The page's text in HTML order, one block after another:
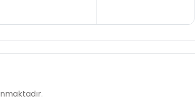
bahçesi, özel havuz alanı ve doğa ile iç içe konumu